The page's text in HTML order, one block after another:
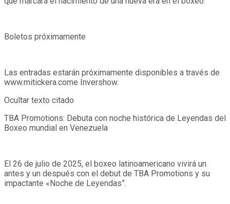
Boletos próximamente
Las entradas estarán próximamente disponibles a través de
www.mitickera.come Invershow.
Ocultar texto citado
TBA Promotions: Debuta con noche histórica de Leyendas del
Boxeo mundial en Venezuela
El 26 de julio de 2025, el boxeo latinoamericano vivirá un
antes y un después con el debut de TBA Promotions y su
impactante «Noche de Leyendas”.